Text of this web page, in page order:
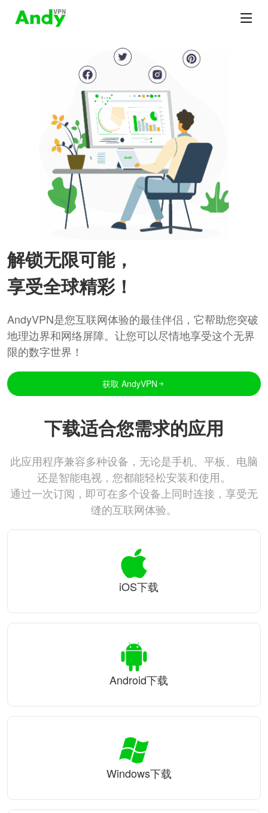
解锁无限可能，
享受全球精彩！
AndyVPN是您互联网体验的最佳伴侣，它帮助您突破
地理边界和网络屏障。让您可以尽情地享受这个无界
限的数字世界！
获取 AndyVPN
下载适合您需求的应用
此应用程序兼容多种设备，无论是手机、平板、电脑
还是智能电视，您都能轻松安装和使用。
通过一次订阅，即可在多个设备上同时连接，享受无
缝的互联网体验。
iOS下载
Android下载
Windows下载